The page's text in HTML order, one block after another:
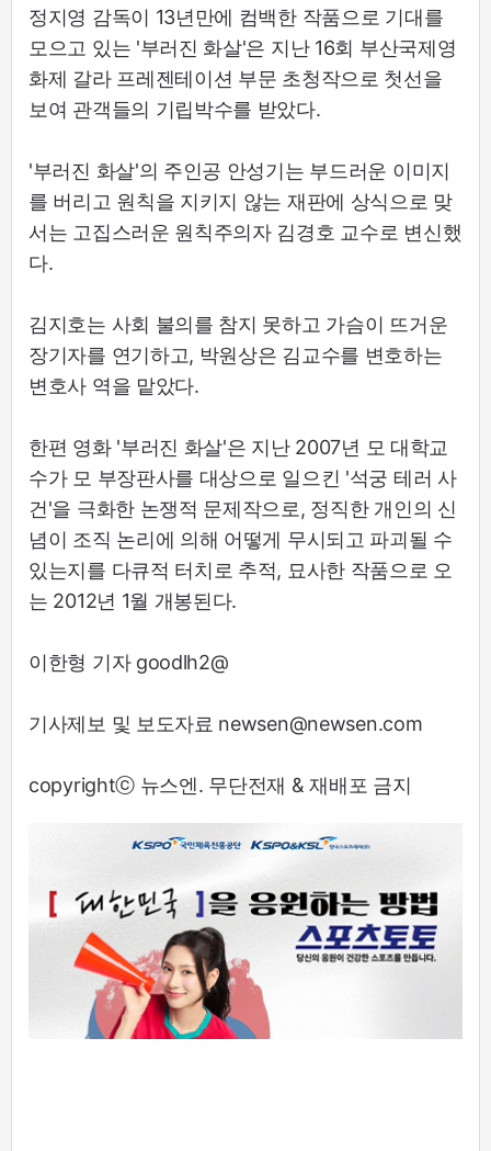
정지영 감독이 13년만에 컴백한 작품으로 기대를
모으고 있는 '부러진 화살'은 지난 16회 부산국제영
화제 갈라 프레젠테이션 부문 초청작으로 첫선을
보여 관객들의 기립박수를 받았다.
'부러진 화살'의 주인공 안성기는 부드러운 이미지
를 버리고 원칙을 지키지 않는 재판에 상식으로 맞
서는 고집스러운 원칙주의자 김경호 교수로 변신했
다.
김지호는 사회 불의를 참지 못하고 가슴이 뜨거운
장기자를 연기하고, 박원상은 김교수를 변호하는
변호사 역을 맡았다.
한편 영화 '부러진 화살'은 지난 2007년 모 대학교
수가 모 부장판사를 대상으로 일으킨 '석궁 테러 사
건'을 극화한 논쟁적 문제작으로, 정직한 개인의 신
념이 조직 논리에 의해 어떻게 무시되고 파괴될 수
있는지를 다큐적 터치로 추적, 묘사한 작품으로 오
는 2012년 1월 개봉된다.
이한형 기자 goodlh2@
기사제보 및 보도자료 newsen@newsen.com
copyrightⓒ 뉴스엔. 무단전재 & 재배포 금지